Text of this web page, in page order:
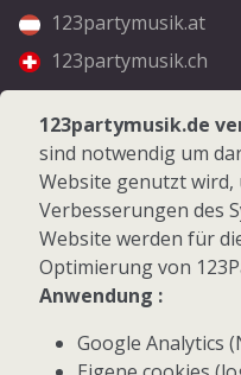
123partymusik.at
123partymusik.ch
Folgen Sie uns
Facebook
Instagram
© 2026
123partymusik.de
sind notwendig um
Website genutzt wird,
Verbesserungen des
Website werden für
Optimierung von
Anwendung :
Google Analytics